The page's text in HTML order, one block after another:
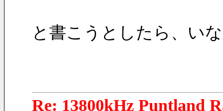
と書こうとしたら、い
Re: 13800kHz Puntland